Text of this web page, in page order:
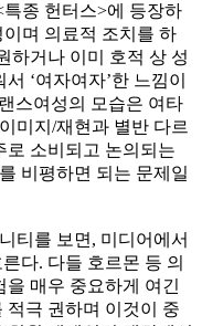
종 헌터스>에 등장하
며 의료적 조치를 하
하거나 이미 호적 상 성
‘여자여자’한 느낌이
스여성의 모습은 여타
미지/재현과 별반 다르
로 소비되고 논의되는
비평하면 되는 문제일
티를 보면, 미디어에서
다. 다들 호르몬 등 의
매우 중요하게 여긴
적극 권하며 이것이 중